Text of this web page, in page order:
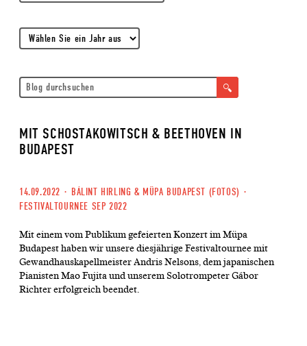
MIT SCHOSTAKOWITSCH & BEETHOVEN IN
BUDAPEST
14.09.2022 · BÁLINT HIRLING & MÜPA BUDAPEST (FOTOS) ·
FESTIVALTOURNEE SEP 2022
Mit einem vom Publikum gefeierten Konzert im Müpa
Budapest haben wir unsere diesjährige Festivaltournee mit
Gewandhauskapellmeister Andris Nelsons, dem japanischen
Pianisten Mao Fujita und unserem Solotrompeter Gábor
Richter erfolgreich beendet.